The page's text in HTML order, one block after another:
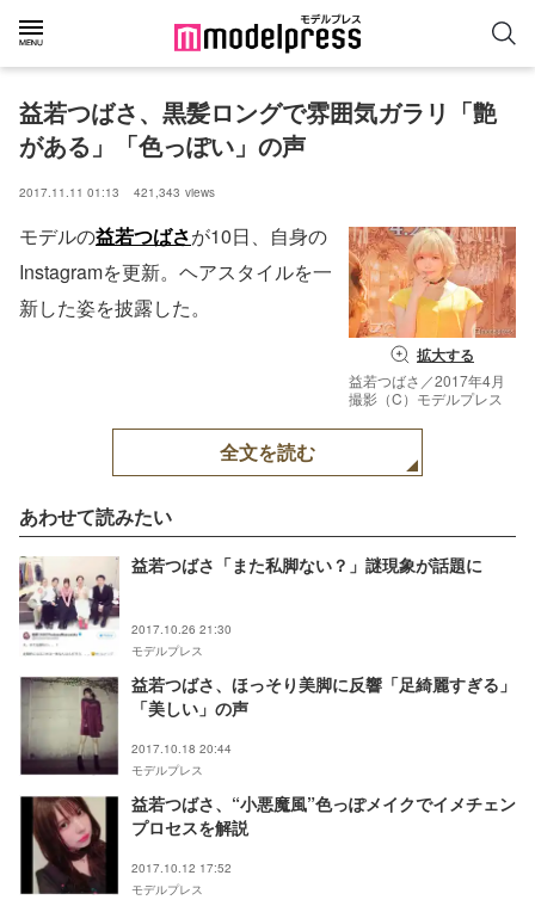
益若つばさ、黒髪ロングで雰囲気ガラリ「艶
がある」「色っぽい」の声
2017.11.11 01:13 421,343 views
拡大する
益若つばさ／2017年4月
撮影（C）モデルプレス
モデルの益若つばさが10日、自身の
Instagramを更新。ヘアスタイルを一
新した姿を披露した。
全文を読む
あわせて読みたい
益若つばさ「また私脚ない？」謎現象が話題に
2017.10.26 21:30
モデルプレス
益若つばさ、ほっそり美脚に反響「足綺麗すぎる」
「美しい」の声
2017.10.18 20:44
モデルプレス
益若つばさ、“小悪魔風”色っぽメイクでイメチェン
プロセスを解説
2017.10.12 17:52
モデルプレス